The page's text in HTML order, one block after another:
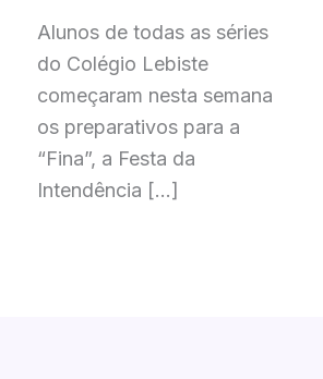
Alunos de todas as séries
do Colégio Lebiste
começaram nesta semana
os preparativos para a
“Fina”, a Festa da
Intendência […]